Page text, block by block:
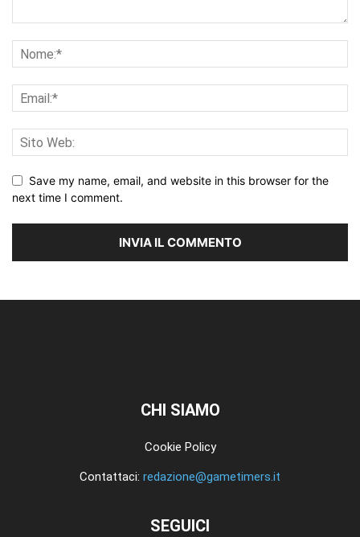
Save my name, email, and website in this browser for the
next time I comment.
CHI SIAMO
Cookie Policy
Contattaci: redazione@gametimers.it
SEGUICI